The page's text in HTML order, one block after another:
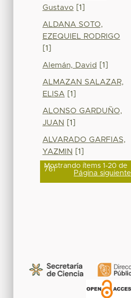
Gustavo [1]
ALDANA SOTO,
EZEQUIEL RODRIGO
[1]
Alemán, David [1]
ALMAZAN SALAZAR,
ELISA [1]
ALONSO GARDUÑO,
JUAN
[1]
ALVARADO GARFIAS,
YAZMIN
[1]
Mostrando ítems 1-20 de
761 Página siguiente